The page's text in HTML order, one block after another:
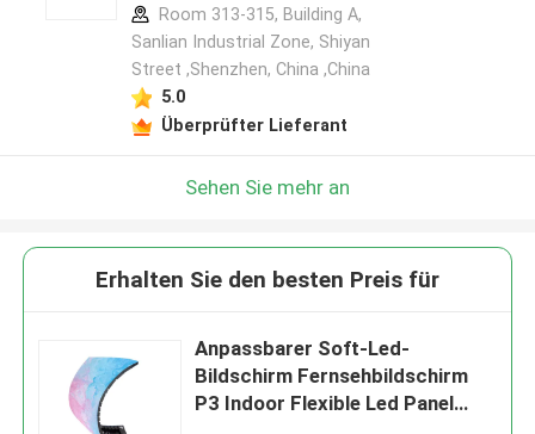
Room 313-315, Building A,
Sanlian Industrial Zone, Shiyan
Street ,Shenzhen, China ,China
5.0
Überprüfter Lieferant
Sehen Sie mehr an
Erhalten Sie den besten Preis für
Anpassbarer Soft-Led-
Bildschirm Fernsehbildschirm
P3 Indoor Flexible Led Panel